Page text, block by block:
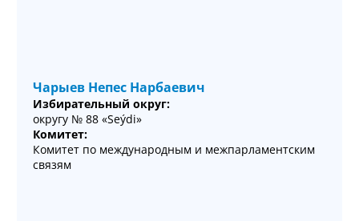
Чарыев Непес Нарбаевич
Избирательный округ:
округу № 88 «Seýdi»
Комитет:
Комитет по международным и межпарламентским
связям